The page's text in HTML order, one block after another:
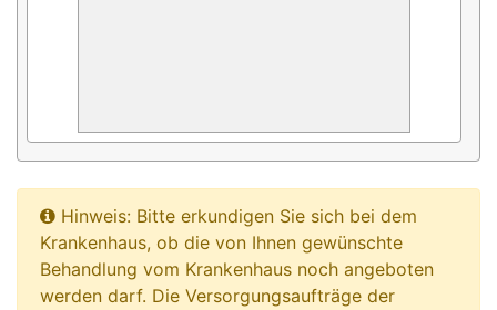
Hinweis: Bitte erkundigen Sie sich bei dem
Krankenhaus, ob die von Ihnen gewünschte
Behandlung vom Krankenhaus noch angeboten
werden darf. Die Versorgungsaufträge der